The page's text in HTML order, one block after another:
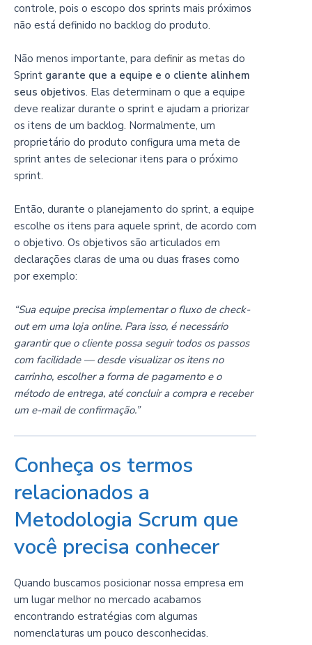
controle, pois o escopo dos sprints mais próximos
não está definido no backlog do produto.
Não menos importante, para definir as metas do
Sprint garante que a equipe e o cliente alinhem
seus objetivos. Elas determinam o que a equipe
deve realizar durante o sprint e ajudam a priorizar
os itens de um backlog. Normalmente, um
proprietário do produto configura uma meta de
sprint antes de selecionar itens para o próximo
sprint.
Então, durante o planejamento do sprint, a equipe
escolhe os itens para aquele sprint, de acordo com
o objetivo. Os objetivos são articulados em
declarações claras de uma ou duas frases como
por exemplo:
“Sua equipe precisa implementar o fluxo de check-
out em uma loja online. Para isso, é necessário
garantir que o cliente possa seguir todos os passos
com facilidade — desde visualizar os itens no
carrinho, escolher a forma de pagamento e o
método de entrega, até concluir a compra e receber
um e-mail de confirmação.”
Conheça os termos
relacionados a
Metodologia Scrum que
você precisa conhecer
Quando buscamos posicionar nossa empresa em
um lugar melhor no mercado acabamos
encontrando estratégias com algumas
nomenclaturas um pouco desconhecidas.